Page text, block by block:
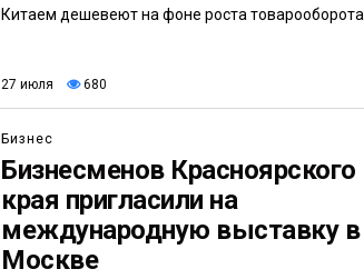
Китаем дешевеют на фоне роста товарооборота
27 июля 680
Бизнес
Бизнесменов Красноярского
края пригласили на
международную выставку в
Москве